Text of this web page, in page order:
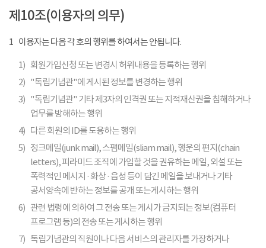
제10조(이용자의 의무)
1 이용자는 다음 각 호의 행위를 하여서는 안됩니다.
1) 회원가입신청 또는 변경시 허위내용을 등록하는 행위
2) "독립기념관"에 게시된 정보를 변경하는 행위
3) "독립기념관" 기타 제3자의 인격권 또는 지적재산권을 침해하거나
업무를 방해하는 행위
4) 다른 회원의 ID를 도용하는 행위
5) 정크메일(junk mail), 스팸메일(sliam mail), 행운의 편지(chain
letters), 피라미드 조직에 가입할 것을 권유하는 메일, 외설 또는
폭력적인 메시지 · 화상 · 음성 등이 담긴 메일을 보내거나 기타
공서양속에 반하는 정보를 공개 또는게시하는 행위
6) 관련 법령에 의하여 그 전송 또는 게시가 금지되는 정보(컴퓨터
프로그램 등)의 전송 또는 게시하는 행위
7) 독립기념관의 직원이나 다음 서비스의 관리자를 가장하거나